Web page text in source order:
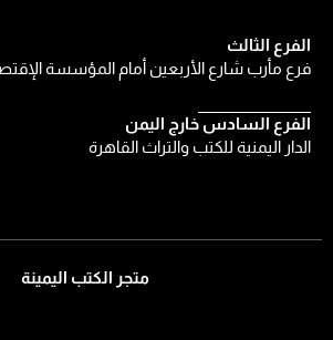
الفرع الثالث
فرع مأرب شارع الأربعين أمام المؤسسة
الفرع السادس خارج اليمن
الدار اليمنية للكتب والتراث القاهرة
متجر الكتب اليمينة